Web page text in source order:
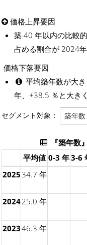
価格上昇要因
築 40 年以内の比較
占める割合が 2024
価格下落要因
平均築年数が大
年、+38.5 ％と大き
セグメント対象： 築年数
『築年数
平均値 0-3 年3-6
2025 34.7 年
202425.0 年
202346.3 年